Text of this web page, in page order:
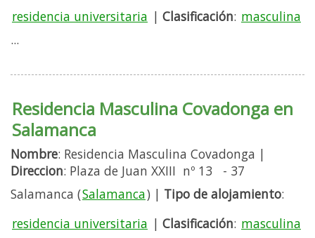
residencia universitaria | Clasificación: masculina
...
Residencia Masculina Covadonga en
Salamanca
Nombre: Residencia Masculina Covadonga |
Direccion: Plaza de Juan XXIII nº 13 - 37
Salamanca (Salamanca) | Tipo de alojamiento:
residencia universitaria | Clasificación: masculina